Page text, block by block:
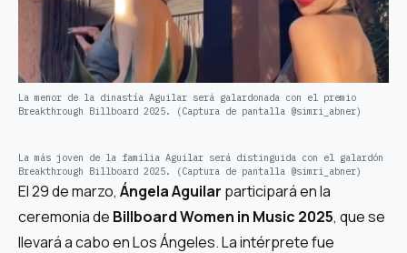
La menor de la dinastía Aguilar será galardonada con el premio
Breakthrough Billboard 2025. (Captura de pantalla @simri_abner)
La más joven de la familia Aguilar será distinguida con el galardón
Breakthrough Billboard 2025. (Captura de pantalla @simri_abner)
El 29 de marzo, Ángela Aguilar participará en la
ceremonia de Billboard Women in Music 2025, que se
llevará a cabo en Los Ángeles. La intérprete fue